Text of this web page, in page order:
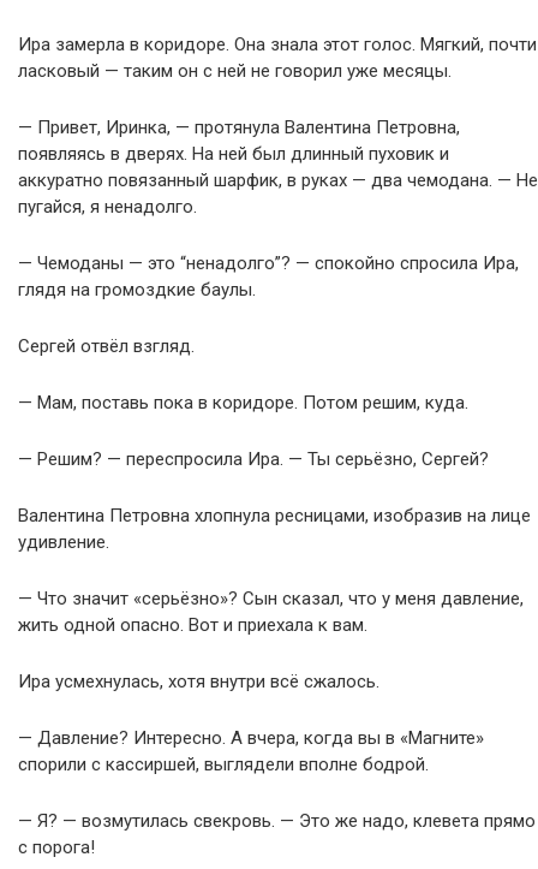
Ира замерла в коридоре. Она знала этот голос. Мягкий, почти
ласковый — таким он с ней не говорил уже месяцы.
— Привет, Иринка, — протянула Валентина Петровна,
появляясь в дверях. На ней был длинный пуховик и
аккуратно повязанный шарфик, в руках — два чемодана. — Не
пугайся, я ненадолго.
— Чемоданы — это “ненадолго”? — спокойно спросила Ира,
глядя на громоздкие баулы.
Сергей отвёл взгляд.
— Мам, поставь пока в коридоре. Потом решим, куда.
— Решим? — переспросила Ира. — Ты серьёзно, Сергей?
Валентина Петровна хлопнула ресницами, изобразив на лице
удивление.
— Что значит «серьёзно»? Сын сказал, что у меня давление,
жить одной опасно. Вот и приехала к вам.
Ира усмехнулась, хотя внутри всё сжалось.
— Давление? Интересно. А вчера, когда вы в «Магните»
спорили с кассиршей, выглядели вполне бодрой.
— Я? — возмутилась свекровь. — Это же надо, клевета прямо
с порога!